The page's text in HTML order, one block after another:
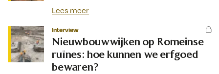
Lees meer
Interview
Nieuwbouwwijken op Romeinse
ruïnes: hoe kunnen we erfgoed
bewaren?